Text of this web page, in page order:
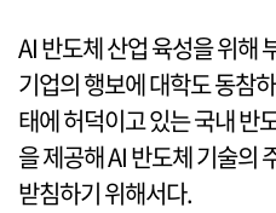
AI 반도체 산업 육성을 위해
기업의 행보에 대학도 동참
태에 허덕이고 있는 국내 반
을 제공해 AI 반도체 기술의
받침하기 위해서다.